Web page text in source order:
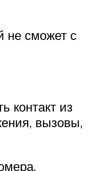
не сможет с
контакт из
вызовы,